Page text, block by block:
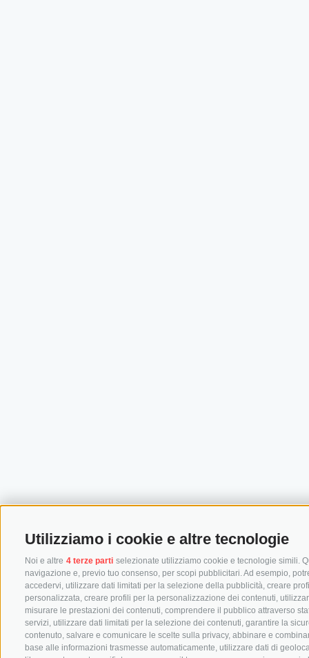
Utilizziamo i cookie e altre tecnologie
Noi e altre 4 terze parti selezionate utilizziamo cookie e tecnologie simili.
navigazione e, previo tuo consenso, per scopi pubblicitari. Ad esempio,
accedervi, utilizzare dati limitati per la selezione della pubblicità, creare
personalizzata, creare profili per la personalizzazione dei contenuti,
misurare le prestazioni dei contenuti, comprendere il pubblico attraverso
servizi, utilizzare dati limitati per la selezione dei contenuti, garantire la
contenuto, salvare e comunicare le scelte sulla privacy, abbinare e
base alle informazioni trasmesse automaticamente, utilizzare dati di